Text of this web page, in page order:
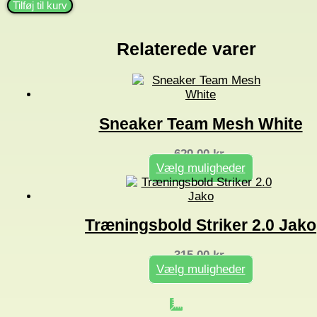
Light
antal
Tilføj til kurv
Relaterede varer
Sneaker Team Mesh White
629,00kr.
Vælg muligheder
Dette
vare
har
flere
varianter.
kan
vælges
på
Træningsbold Striker 2.0 Jako
315,00kr.
Vælg muligheder
Dette